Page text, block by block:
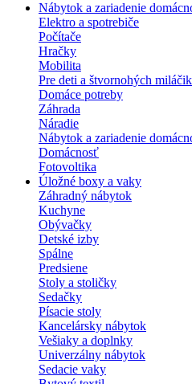
Nábytok a zariadenie
Elektro a spotrebiče
Počítače
Hračky
Mobilita
Pre deti a štvornohých
Domáce potreby
Záhrada
Náradie
Nábytok a zariadenie
Domácnosť
Fotovoltika
Úložné boxy a vaky
Záhradný nábytok
Kuchyne
Obývačky
Detské izby
Spálne
Predsiene
Stoly a stoličky
Sedačky
Písacie stoly
Kancelársky nábytok
Vešiaky a doplnky
Univerzálny nábytok
Sedacie vaky